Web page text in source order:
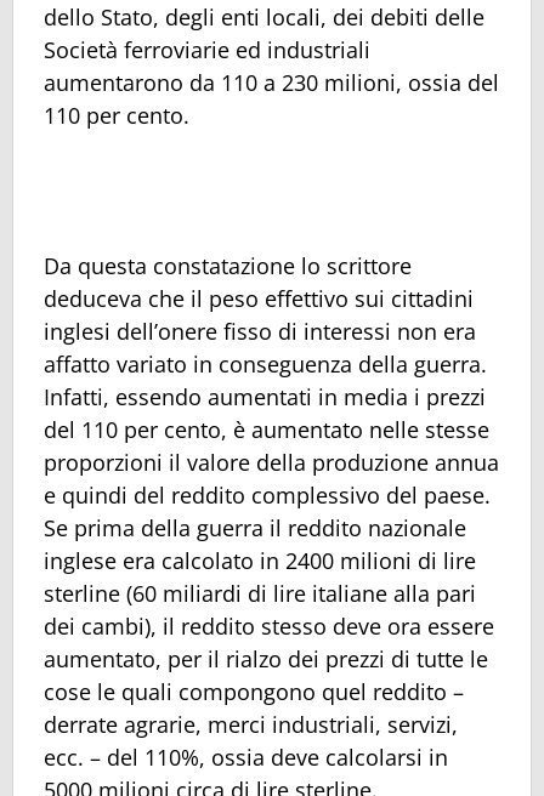
dello Stato, degli enti locali, dei debiti delle
Società ferroviarie ed industriali
aumentarono da 110 a 230 milioni, ossia del
110 per cento.
Da questa constatazione lo scrittore
deduceva che il peso effettivo sui cittadini
inglesi dell’onere fisso di interessi non era
affatto variato in conseguenza della guerra.
Infatti, essendo aumentati in media i prezzi
del 110 per cento, è aumentato nelle stesse
proporzioni il valore della produzione annua
e quindi del reddito complessivo del paese.
Se prima della guerra il reddito nazionale
inglese era calcolato in 2400 milioni di lire
sterline (60 miliardi di lire italiane alla pari
dei cambi), il reddito stesso deve ora essere
aumentato, per il rialzo dei prezzi di tutte le
cose le quali compongono quel reddito –
derrate agrarie, merci industriali, servizi,
ecc. – del 110%, ossia deve calcolarsi in
5000 milioni circa di lire sterline.